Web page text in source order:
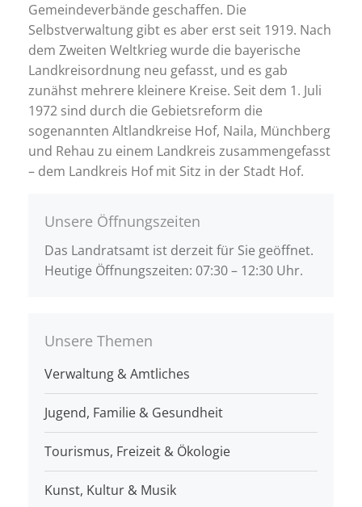
Gemeindeverbände geschaffen. Die
Selbstverwaltung gibt es aber erst seit 1919. Nach
dem Zweiten Weltkrieg wurde die bayerische
Landkreisordnung neu gefasst, und es gab
zunähst mehrere kleinere Kreise. Seit dem 1. Juli
1972 sind durch die Gebietsreform die
sogenannten Altlandkreise Hof, Naila, Münchberg
und Rehau zu einem Landkreis zusammengefasst
– dem Landkreis Hof mit Sitz in der Stadt Hof.
Unsere Öffnungszeiten
Das Landratsamt ist derzeit für Sie geöffnet.
Heutige Öffnungszeiten: 07:30 – 12:30 Uhr.
Unsere Themen
Verwaltung & Amtliches
Jugend, Familie & Gesundheit
Tourismus, Freizeit & Ökologie
Kunst, Kultur & Musik